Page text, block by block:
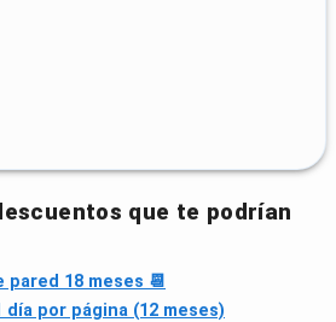
que te podrían
18 meses 📆
día por página (12 meses)